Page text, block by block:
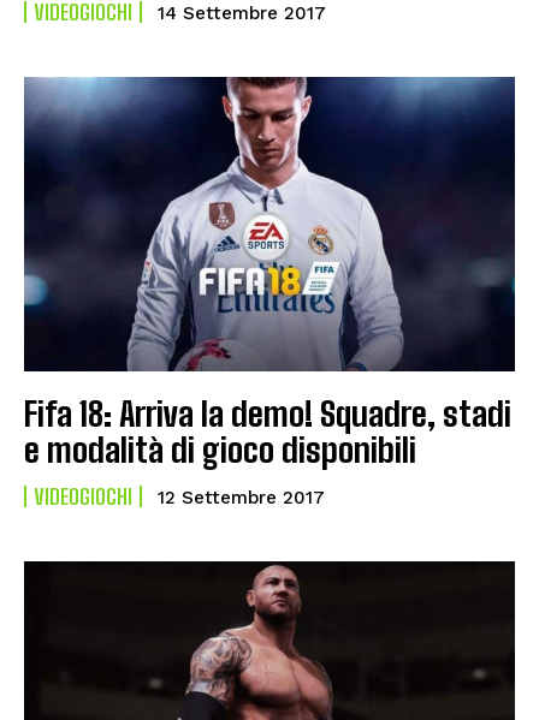
VIDEOGIOCHI 14 Settembre 2017
Fifa 18: Arriva la demo! Squadre, stadi
e modalità di gioco disponibili
VIDEOGIOCHI 12 Settembre 2017